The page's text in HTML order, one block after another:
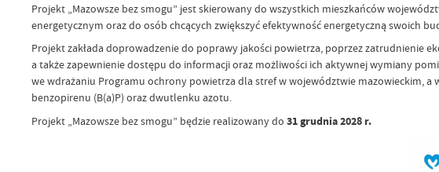
Projekt „Mazowsze bez smogu” jest skierowany do wszystkich mieszkańców
energetycznym oraz do osób chcących zwiększyć efektywność energetyczną swoich
Projekt zakłada doprowadzenie do poprawy jakości powietrza, poprzez zatrudnienie
a także zapewnienie dostępu do informacji oraz możliwości ich aktywnej wymiany
we wdrażaniu Programu ochrony powietrza dla stref w województwie mazowieckim, a
benzopirenu (B(a)P) oraz dwutlenku azotu.
Projekt „Mazowsze bez smogu” będzie realizowany do 31 grudnia 2028 r.